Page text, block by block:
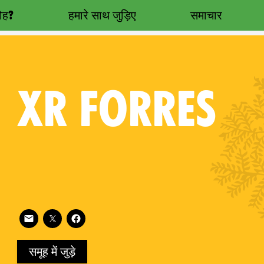
हमारे साथ जुड़िए समाचार
XR FORRES
Follow XR Forres on
समूह में जुड़े